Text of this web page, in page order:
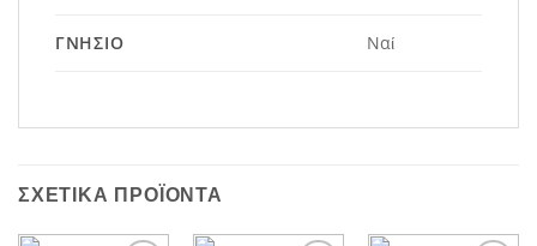
ΓΝΉΣΙΟ Ναί
ΣΧΕΤΙΚΆ ΠΡΟΪΌΝΤΑ